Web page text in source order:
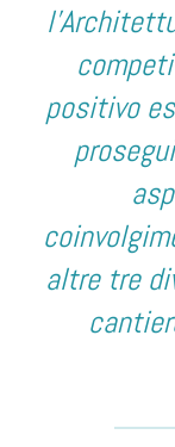
positivo
altre tre